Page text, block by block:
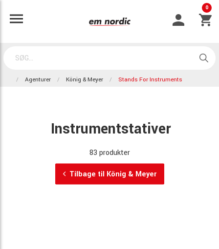
0
Agenturer König & Meyer Stands For Instruments
Instrumentstativer
83 produkter
Tilbage til König & Meyer